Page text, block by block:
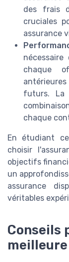
des frais
cruciales
assurance
chaque
futurs. La
chaque
En étudiant
choisir
objectifs
un
assurance
véritables
Conseils